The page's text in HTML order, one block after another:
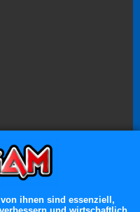
ihnen sind essenziell,